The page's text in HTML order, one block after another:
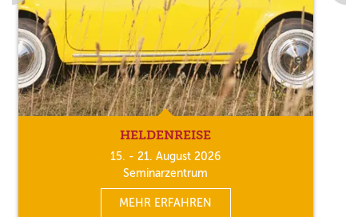
HELDENREISE
15. - 21. August 2026
Seminarzentrum
MEHR ERFAHREN